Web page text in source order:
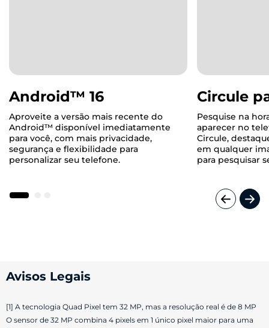
Android™ 16
Aproveite a versão mais recente do
Android™ disponível imediatamente
para você, com mais privacidade,
segurança e flexibilidade para
personalizar seu telefone.
Circule
Pesquise na
aparecer no
Circule,
em qualquer
para pesquisar
Avisos Legais
[1] A tecnologia Quad Pixel tem 32 MP, mas a resolução real é de 8 MP
O sensor de 32 MP combina 4 pixels em 1 único pixel maior para uma